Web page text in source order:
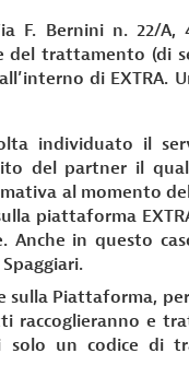
Bernini n. 22/A,
trattamento (di
di EXTRA.
individuato il
del partner il
al momento
piattaforma
Anche in questo
sulla Piattaforma,
raccoglieranno e
un codice di